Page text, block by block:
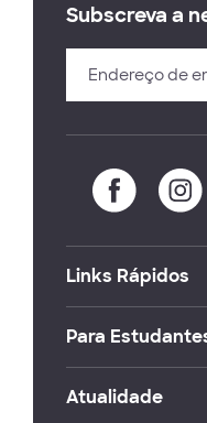
Subscreva a
Links Rápidos
Para
Atualidade